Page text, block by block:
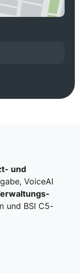
und
VoiceAI
und BSI C5-